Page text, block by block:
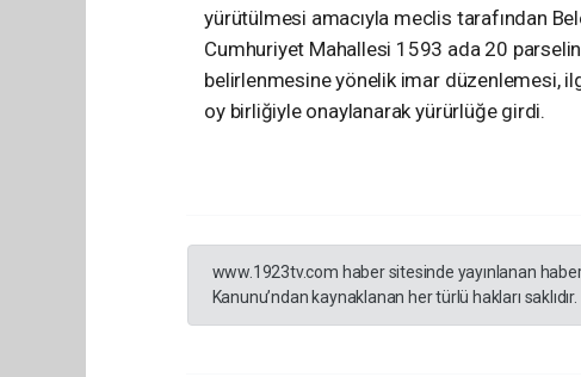
yürütülmesi amacıyla meclis tarafından
Cumhuriyet Mahallesi 1593 ada 20
belirlenmesine yönelik imar düzenlemesi,
oy birliğiyle onaylanarak yürürlüğe girdi.
www.1923tv.com haber sitesinde yayınlanan
Kanunu’ndan kaynaklanan her türlü hakları